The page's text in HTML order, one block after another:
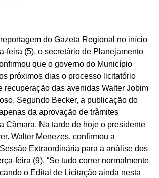
do Gazeta Regional no início
feira (5), o secretário de Planejamento
que o governo do Município
próximos dias o processo licitatório
recuperação das avenidas Walter Jobim
Segundo Becker, a publicação do
da aprovação de trâmites
Câmara. Na tarde de hoje o presidente
Walter Menezes, confirmou a
Extraordinária para a análise dos
feira (9). “Se tudo correr normalmente
o Edital de Licitação ainda nesta